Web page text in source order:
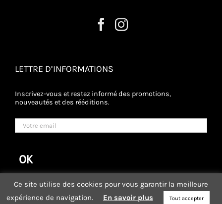
LETTRE D’INFORMATIONS
Inscrivez-vous et restez informé des promotions,
nouveautés et des rééditions.
Ce site utilise des cookies pour vous garantir la meilleure
expérience de navigation. En savoir plus Tout accepter